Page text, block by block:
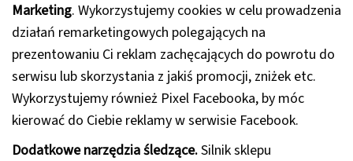
Marketing. Wykorzystujemy cookies w celu prowadzenia
działań remarketingowych polegających na
prezentowaniu Ci reklam zachęcających do powrotu do
serwisu lub skorzystania z jakiś promocji, zniżek etc.
Wykorzystujemy również Pixel Facebooka, by móc
kierować do Ciebie reklamy w serwisie Facebook.
Dodatkowe narzędzia śledzące.Silnik sklepu